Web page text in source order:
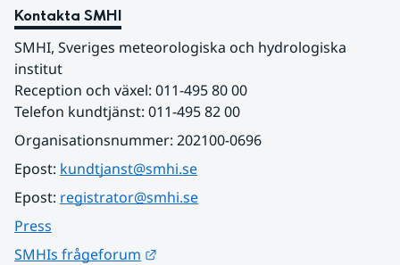
Kontakta SMHI
SMHI, Sveriges meteorologiska och hydrologiska
institut
Reception och växel: 011-495 80 00
Telefon kundtjänst: 011-495 82 00
Organisationsnummer: 202100-0696
Epost: kundtjanst@smhi.se
Epost: registrator@smhi.se
Press
SMHIs frågeforum